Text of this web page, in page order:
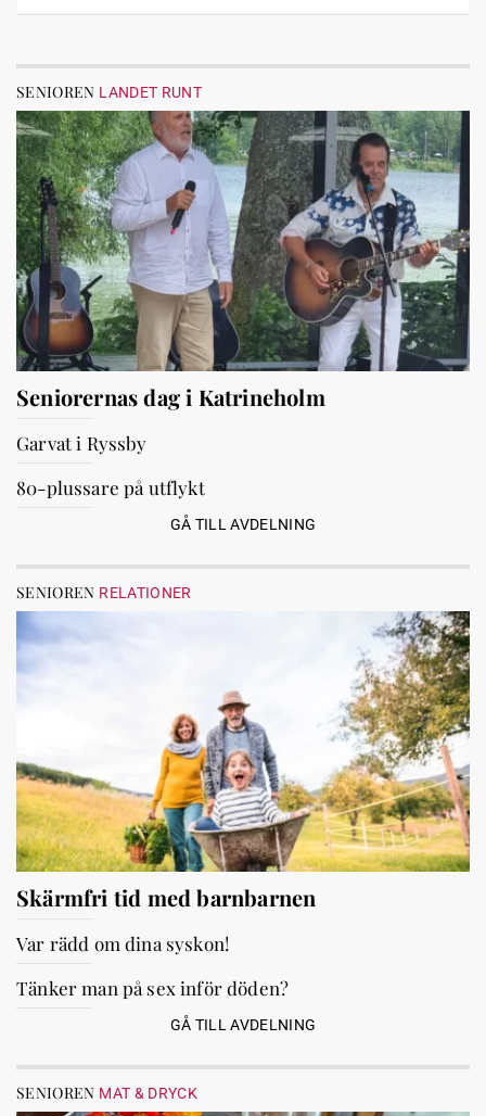
SENIOREN LANDET RUNT
Seniorernas dag i Katrineholm
Garvat i Ryssby
80-plussare på utflykt
GÅ TILL AVDELNING
SENIOREN RELATIONER
Skärmfri tid med barnbarnen
Var rädd om dina syskon!
Tänker man på sex inför döden?
GÅ TILL AVDELNING
SENIOREN MAT & DRYCK